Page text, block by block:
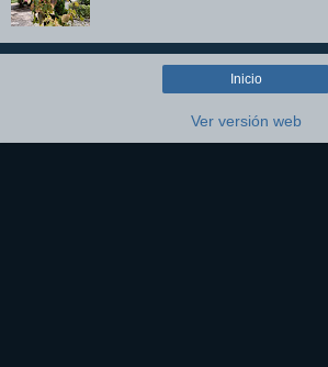
Inicio
Ver versión web